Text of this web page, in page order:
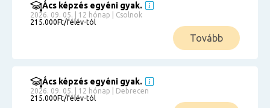
Ács képzés egyéni gyak.
2026. 09. 05. | 12 hónap | Csolnok
215.000Ft/félév-tól
Tovább
Ács képzés egyéni gyak.
2026. 09. 05. | 12 hónap | Debrecen
215.000Ft/félév-tól